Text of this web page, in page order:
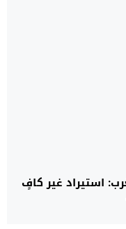
استيراد غير كافٍ